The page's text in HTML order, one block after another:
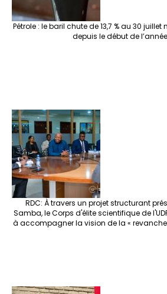
Pétrole : le baril chute de 13,7 % au 30
depuis le début de
RDC: À travers un projet structurant
Samba, le Corps d'élite scientifique de
à accompagner la vision de la «